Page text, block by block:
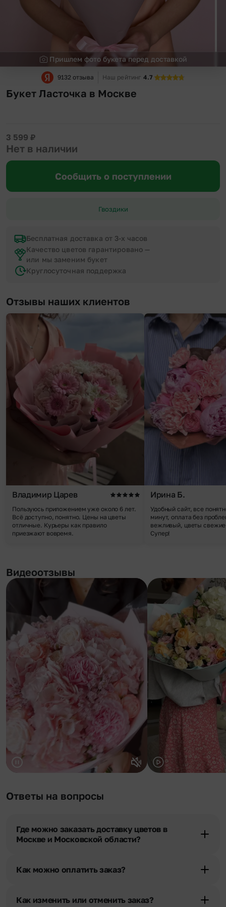
Пришлем фото букета перед доставкой
9132 отзыва Наш рейтинг 4.7
Букет Ласточка в Москве
3 599 ₽
Нет в наличии
Сообщить о поступлении
Гвоздики
Бесплатная доставка от 3-х часов
Качество цветов гарантировано —
или мы заменим букет
Круглосуточная поддержка
Отзывы наших клиентов
Владимир Царев
Пользуюсь приложением уже около 6 лет.
Всё доступно, понятно. Цены на цветы
отличные. Курьеры как правило
приезжают вовремя.
Ирина Б.
Удобный сайт, все
минут, оплата без
вежливый, цветы
Супер!
Видеоотзывы
Ответы на вопросы
Где можно заказать доставку цветов в
Москве и Московской области?
Как можно оплатить заказ?
Наличными.
Как изменить или отменить заказ?